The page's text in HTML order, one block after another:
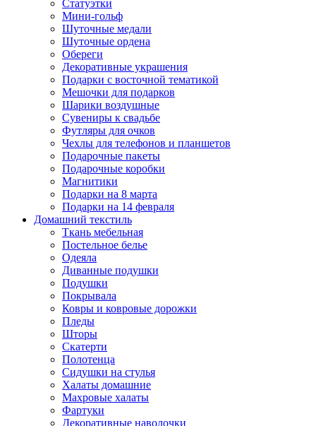
Статуэтки
Мини-гольф
Шуточные медали
Шуточные ордена
Обереги
Декоративные украшения
Подарки с восточной тематикой
Мешочки для подарков
Шарики воздушные
Сувениры к свадьбе
Футляры для очков
Чехлы для телефонов и планшетов
Подарочные пакеты
Подарочные коробки
Магнитики
Подарки на 8 марта
Подарки на 14 февраля
Домашний текстиль
Ткань мебельная
Постельное белье
Одеяла
Диванные подушки
Подушки
Покрывала
Ковры и ковровые дорожки
Пледы
Шторы
Скатерти
Полотенца
Сидушки на стулья
Халаты домашние
Махровые халаты
Фартуки
Декоративные наволочки